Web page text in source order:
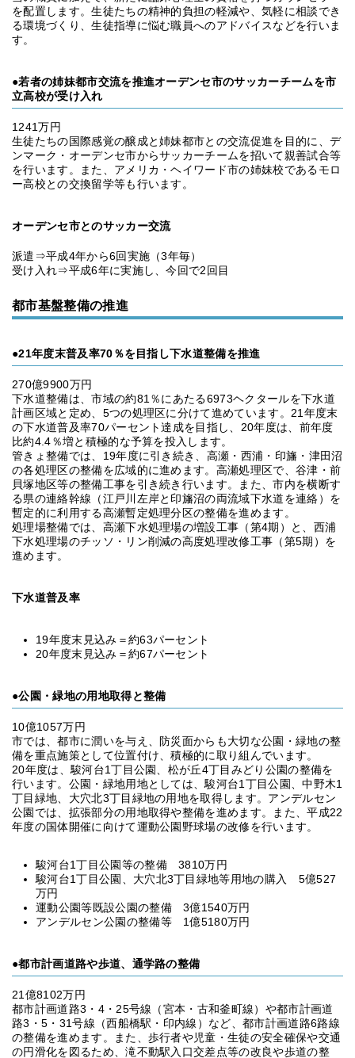
を配置します。生徒たちの精神的負担の軽減や、気軽に相談でき
る環境づくり、生徒指導に悩む職員へのアドバイスなどを行いま
す。
●若者の姉妹都市交流を推進オーデンセ市のサッカーチームを市
立高校が受け入れ
1241万円
生徒たちの国際感覚の醸成と姉妹都市との交流促進を目的に、デ
ンマーク・オーデンセ市からサッカーチームを招いて親善試合等
を行います。また、アメリカ・ヘイワード市の姉妹校であるモロ
ー高校との交換留学等も行います。
オーデンセ市とのサッカー交流
派遣⇒平成4年から6回実施（3年毎）
受け入れ⇒平成6年に実施し、今回で2回目
都市基盤整備の推進
●21年度末普及率70％を目指し下水道整備を推進
270億9900万円
下水道整備は、市域の約81％にあたる6973ヘクタールを下水道
計画区域と定め、5つの処理区に分けて進めています。21年度末
の下水道普及率70パーセント達成を目指し、20年度は、前年度
比約4.4％増と積極的な予算を投入します。
管きょ整備では、19年度に引き続き、高瀬・西浦・印旛・津田沼
の各処理区の整備を広域的に進めます。高瀬処理区で、谷津・前
貝塚地区等の整備工事を引き続き行います。また、市内を横断す
る県の連絡幹線（江戸川左岸と印旛沼の両流域下水道を連絡）を
暫定的に利用する高瀬暫定処理分区の整備を進めます。
処理場整備では、高瀬下水処理場の増設工事（第4期）と、西浦
下水処理場のチッソ・リン削減の高度処理改修工事（第5期）を
進めます。
下水道普及率
19年度末見込み＝約63パーセント
20年度末見込み＝約67パーセント
●公園・緑地の用地取得と整備
10億1057万円
市では、都市に潤いを与え、防災面からも大切な公園・緑地の整
備を重点施策として位置付け、積極的に取り組んでいます。
20年度は、駿河台1丁目公園、松が丘4丁目みどり公園の整備を
行います。公園・緑地用地としては、駿河台1丁目公園、中野木1
丁目緑地、大穴北3丁目緑地の用地を取得します。アンデルセン
公園では、拡張部分の用地取得や整備を進めます。また、平成22
年度の国体開催に向けて運動公園野球場の改修を行います。
駿河台1丁目公園等の整備 3810万円
駿河台1丁目公園、大穴北3丁目緑地等用地の購入 5億527
万円
運動公園等既設公園の整備 3億1540万円
アンデルセン公園の整備等 1億5180万円
●都市計画道路や歩道、通学路の整備
21億8102万円
都市計画道路3・4・25号線（宮本・古和釜町線）や都市計画道
路3・5・31号線（西船橋駅・印内線）など、都市計画道路6路線
の整備を進めます。また、歩行者や児童・生徒の安全確保や交通
の円滑化を図るため、滝不動駅入口交差点等の改良や歩道の整